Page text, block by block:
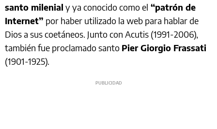
santo milenial y ya conocido como el “patrón de
Internet” por haber utilizado la web para hablar de
Dios a sus coetáneos. Junto con Acutis (1991-2006),
también fue proclamado santo Pier Giorgio Frassati
(1901-1925).